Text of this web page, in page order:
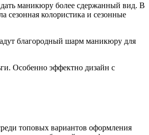
маникюру более сдержанный вид. В
сезонная колористика и сезонные
благородный шарм маникюру для
Особенно эффектно дизайн с
топовых вариантов оформления